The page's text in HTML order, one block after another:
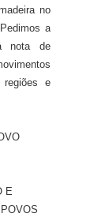
no
a
nota de
e
E